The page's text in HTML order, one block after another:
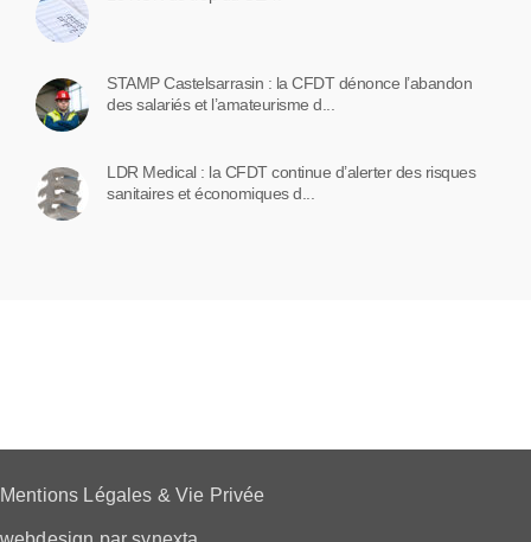
STAMP Castelsarrasin : la CFDT dénonce l’abandon
des salariés et l’amateurisme d...
LDR Medical : la CFDT continue d’alerter des risques
sanitaires et économiques d...
Mentions Légales & Vie Privée